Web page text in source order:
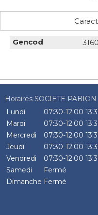
Gencod
Horaires SOCIETE PABION
Lundi
07:30-12:00
Mardi
07:30-12:00
Mercredi
07:30-12:00
Jeudi
07:30-12:00
Vendredi
07:30-12:00
Samedi
Fermé
Dimanche Fermé